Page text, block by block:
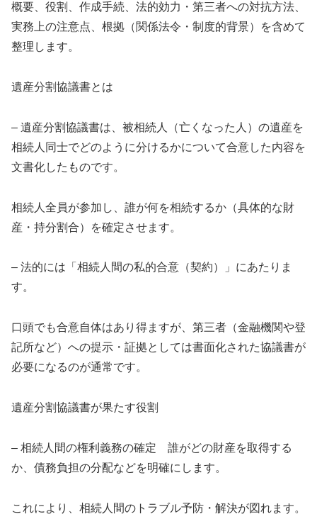
概要、役割、作成手続、法的効力・第三者への対抗方法、
実務上の注意点、根拠（関係法令・制度的背景）を含めて
整理します。
遺産分割協議書とは
– 遺産分割協議書は、被相続人（亡くなった人）の遺産を
相続人同士でどのように分けるかについて合意した内容を
文書化したものです。
相続人全員が参加し、誰が何を相続するか（具体的な財
産・持分割合）を確定させます。
– 法的には「相続人間の私的合意（契約）」にあたりま
す。
口頭でも合意自体はあり得ますが、第三者（金融機関や登
記所など）への提示・証拠としては書面化された協議書が
必要になるのが通常です。
遺産分割協議書が果たす役割
– 相続人間の権利義務の確定 誰がどの財産を取得する
か、債務負担の分配などを明確にします。
これにより、相続人間のトラブル予防・解決が図れます。